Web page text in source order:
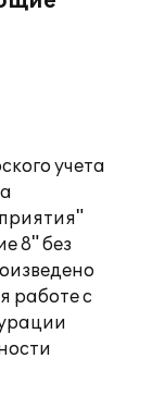
учета
8" без
работе с